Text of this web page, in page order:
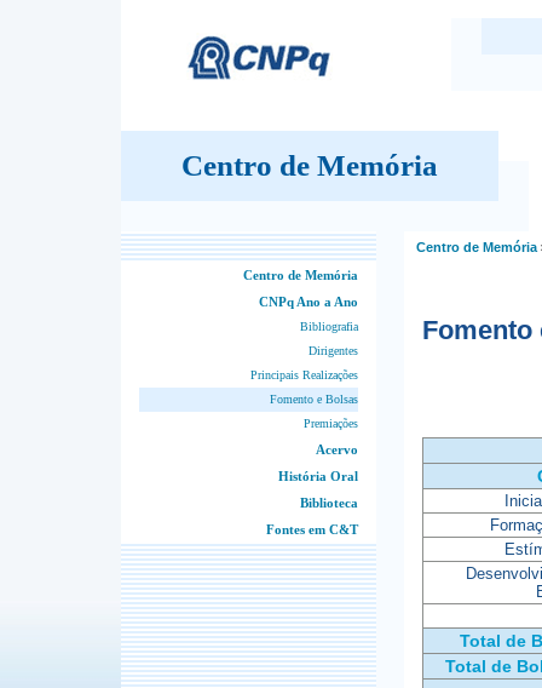
Centro de Memória
Centro de Memória
CNPq Ano a Ano
Bibliografia
Dirigentes
Principais Realizações
Fomento e Bolsas
Premiações
Acervo
História Oral
Biblioteca
Fontes em C&T
Centro de Memória
Fomento
Total de
Total de